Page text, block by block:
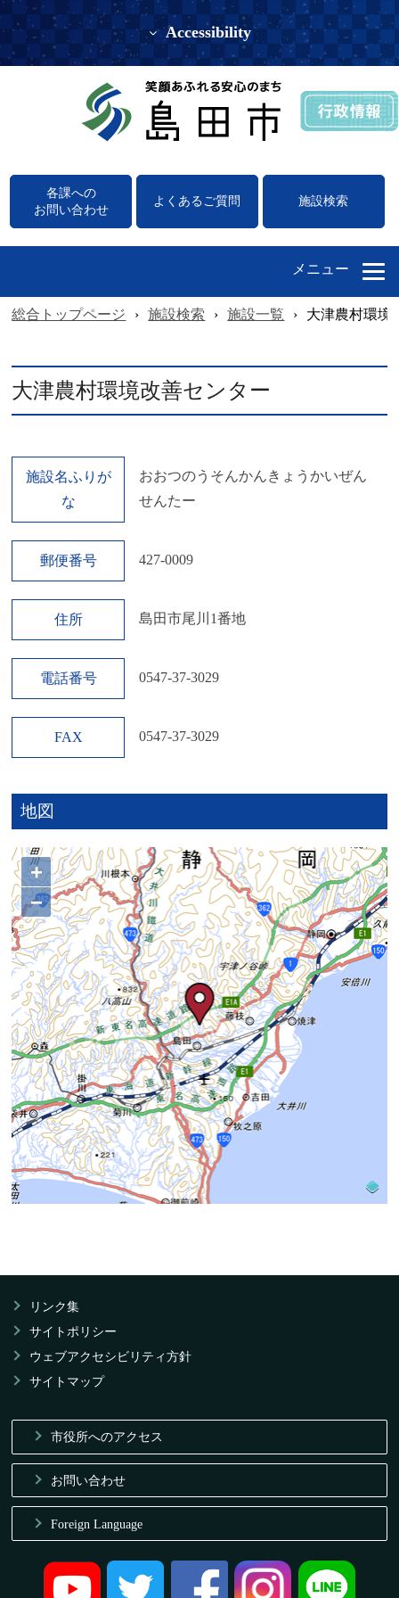
Accessibility
各課への
お問い合わせ
よくあるご質問 施設検索
メニュー
総合トップページ › 施設検索 › 施設一覧 › 大津農村環境
大津農村環境改善センター
施設名ふりが
な
おおつのうそんかんきょうかいぜん
せんたー
郵便番号 427-0009
住所 島田市尾川1番地
電話番号 0547-37-3029
FAX 0547-37-3029
地図
+
−
リンク集
サイトポリシー
ウェブアクセシビリティ方針
サイトマップ
市役所へのアクセス
お問い合わせ
Foreign Language